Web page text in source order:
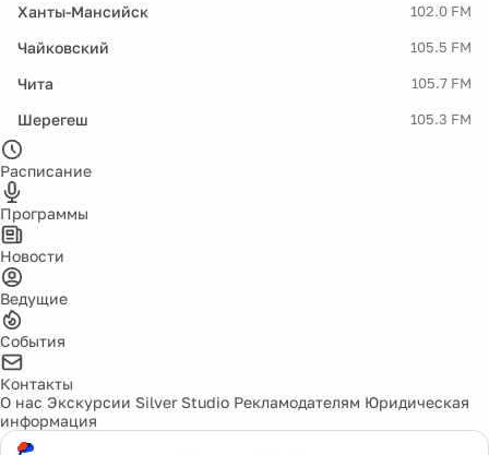
Ханты-Мансийск 102.0 FM
Чайковский 105.5 FM
Чита 105.7 FM
Шерегеш 105.3 FM
Расписание
Программы
Новости
Ведущие
События
Контакты
О нас Экскурсии Silver Studio Рекламодателям Юридическая
информация